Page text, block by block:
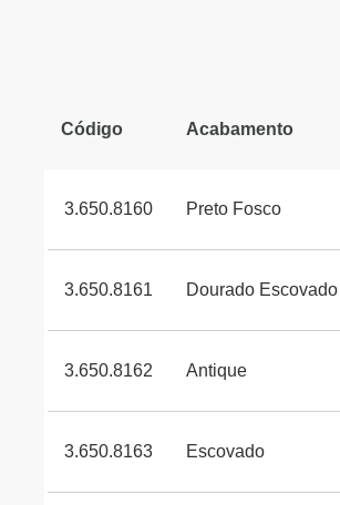
Código Acabamento
3.650.8160 Preto Fosco
3.650.8161 Dourado Escovado
3.650.8162 Antique
3.650.8163 Escovado